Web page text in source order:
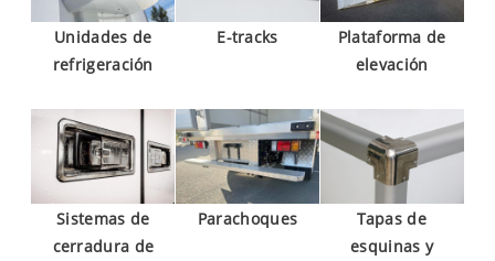
Unidades de
refrigeración
E-tracks
Plataforma de
elevación
Sistemas de
cerradura de
Parachoques
Tapas de
esquinas y